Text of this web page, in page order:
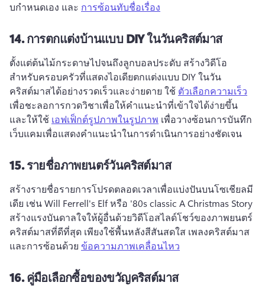
บกําหนดเอง และ การซ้อนทับชื่อเรื่อง
14.การตกแต่งบ้านแบบ DIY ในวันคริสต์มาส
ตั้งแต่ต้นไม้กระดาษไปจนถึงลูกบอลประดับ สร้างวิดีโอ
สำหรับครอบครัวที่แสดงไอเดียตกแต่งแบบ DIY ในวัน
คริสต์มาสได้อย่างรวดเร็วและง่ายดาย ใช้ ตัวเลือกความเร็ว
และให้ใช้ เอฟเฟ็กต์รูปภาพในรูปภาพ เพื่อวางซ้อนการบันทึก
เว็บแคมเพื่อแสดงคําแนะนําในการดําเนินการอย่างชัดเจน
15.รายชื่อภาพยนตร์วันคริสต์มาส
สร้างรายชื่อรายการโปรดตลอดเวลาเพื่อแบ่งปันบนโซเชียลมี
สร้างแรงบันดาลใจให้ผู้อื่นด้วยวิดีโอสไลด์โชว์ของภาพยนตร์
คริสต์มาสที่ดีที่สุด เพียงใช้พื้นหลังสีสันสดใส เพลงคริสต์มาส
และการซ้อนด้วย ข้อความภาพเคลื่อนไหว
16.คู่มือเลือกซื้อของขวัญคริสต์มาส